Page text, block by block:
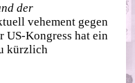
der
vehement gegen
US-Kongress hat ein
kürzlich